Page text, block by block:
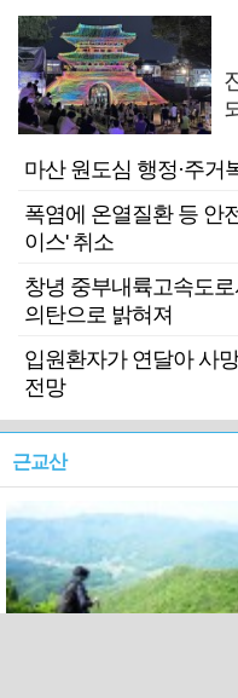
마산 원도심 행정·주거
폭염에 온열질환 등 안
이스' 취소
창녕 중부내륙고속도
의탄으로 밝혀져
입원환자가 연달아 사
전망
근교산